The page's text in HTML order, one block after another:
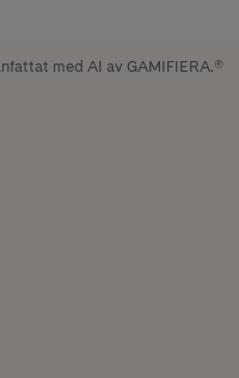
med AI av GAMIFIERA.®